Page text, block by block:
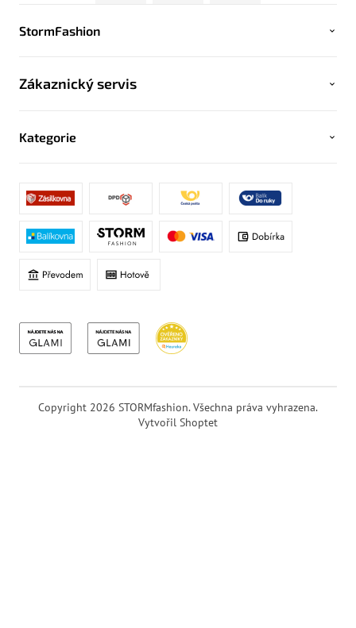
StormFashion
Zákaznický servis
Kategorie
Vytvořil Shoptet
Copyright 2026 STORMfashion. Všechna práva vyhrazena.